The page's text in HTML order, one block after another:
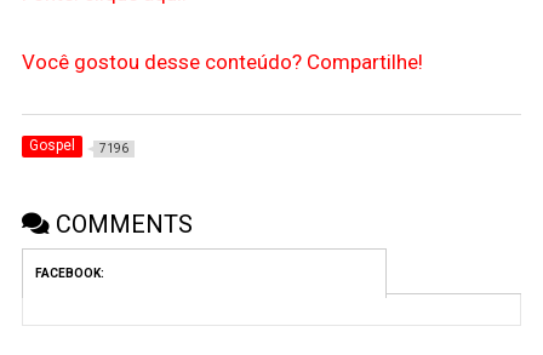
Você gostou desse conteúdo? Compartilhe!
Gospel 7196
COMMENTS
FACEBOOK: